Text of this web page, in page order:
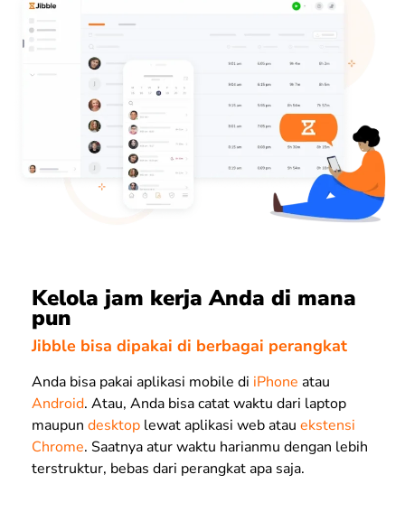
Kelola jam kerja Anda di mana
pun
Jibble bisa dipakai di berbagai perangkat
Anda bisa pakai aplikasi mobile di iPhone atau
Android. Atau, Anda bisa catat waktu dari laptop
maupun desktop lewat aplikasi web atau ekstensi
Chrome. Saatnya atur waktu harianmu dengan lebih
terstruktur, bebas dari perangkat apa saja.